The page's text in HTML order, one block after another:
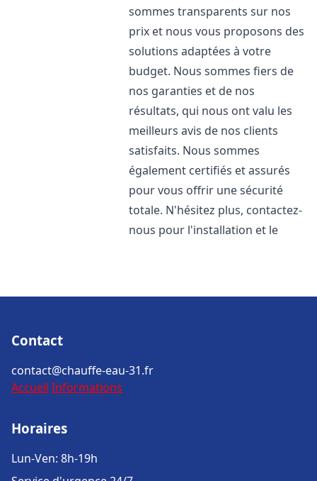
sommes transparents sur nos
prix et nous vous proposons des
solutions adaptées à votre
budget. Nous sommes fiers de
nos garanties et de nos
résultats, qui nous ont valu les
meilleurs avis de nos clients
satisfaits. Nous sommes
également certifiés et assurés
pour vous offrir une sécurité
totale. N'hésitez plus, contactez-
nous pour l'installation et le
Contact
contact@chauffe-eau-31.fr
Accueil Informations
Horaires
Lun-Ven: 8h-19h